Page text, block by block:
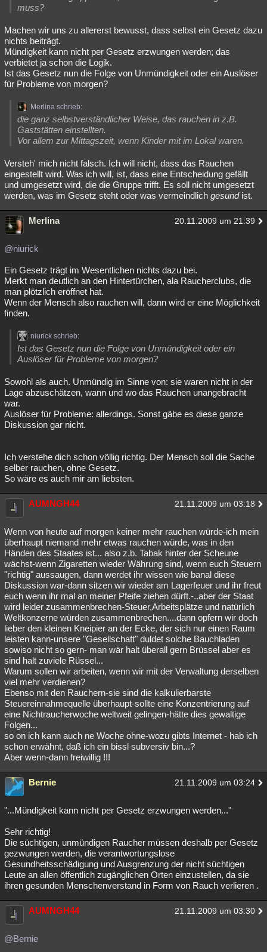
muss?
Machen wir uns zu allererst bewusst, dass selbst ein Gesetz dazu
nichts beiträgt.
Mündigkeit kann nicht per Gesetz erzwungen werden; das
verbietet ja schon die Logik.
Ist das Gesetz nun die Folge von Unmündigkeit oder ein Auslöser
für Probleme von morgen?
Merlina schrieb:
die ganz selbstverständlicher Weise, das rauchen in z.B.
Gaststätten einstellten.
Vor allem zur Mittagszeit, wenn Kinder mit im Lokal waren.
Versteh' mich nicht falsch. Ich will nicht, dass das Rauchen
eingestellt wird. Was ich will, ist, dass eine Entscheidung gefällt
und umgesetzt wird, die die Gruppe trifft. Es soll nicht umgesetzt
werden, was im Gesetz steht oder was vermeindlich gesundist.
Merlina 20.11.2009 um 21:39
@niurick
Ein Gesetz trägt im Wesentlichen nichts dazu bei.
Merkt man deutlich an den Hintertürchen, ala Raucherclubs, die
man plötzlich eröffnet hat.
Wenn der Mensch also rauchen will, dann wird er eine Möglichkeit
finden.
niurick schrieb:
Ist das Gesetz nun die Folge von Unmündigkeit oder ein
Auslöser für Probleme von morgen?
Sowohl als auch. Unmündig im Sinne von: sie waren nicht in der
Lage abzuschätzen, wann und wo das Rauchen unangebracht
war.
Auslöser für Probleme: allerdings. Sonst gäbe es diese ganze
Diskussion gar nicht.
Ich verstehe dich schon völlig richtig. Der Mensch soll die Sache
selber rauchen, ohne Gesetz.
So wäre es auch mir am liebsten.
AUMNGH44 21.11.2009 um 03:18
Wenn von heute auf morgen keiner mehr rauchen würde-ich mein
überhaupt niemand mehr etwas rauchen würde, was in den
Händen des Staates ist... also z.b. Tabak hinter der Scheune
wächst-wenn Zigaretten wieder Währung sind, wenn euch Steuern
"richtig" aussaugen, dann werdet ihr wissen wie banal diese
Diskussion war-dann sitzen wir wieder am Lagerfeuer und ihr freut
euch wenn ihr mal an meiner Pfeife ziehen dürft.-..aber der Staat
wird leider zusammenbrechen-Steuer,Arbeitsplätze und natürlich
Weltkonzerne würden zusammenbrechen....dann opfern wir doch
lieber den kleinen Kneipier an der Ecke, der sich nur einen Raum
leisten kann-unsere "Gesellschaft" duldet solche Bauchladen
sowiso nicht so gern- man wär halt überall gern Brüssel aber es
sind halt zuviele Rüssel...
Warum sollen wir arbeiten, wenn wir mit der Verwaltung derselben
viel mehr verdienen?
Ebenso mit den Rauchern-sie sind die kalkulierbarste
Steuereinnahmequelle überhaupt-sollte eine Konzentrierung auf
eine Nichtraucherwoche weltweit gelingen-hätte dies gewaltige
Folgen...
so on ich kann auch ne Woche ohne-wozu gibts Internet - hab ich
schon erwähnt, daß ich ein bissl subversiv bin...?
Aber wenn-dann freiwillig !!!
Bernie 21.11.2009 um 03:24
"...Mündigkeit kann nicht per Gesetz erzwungen werden..."
Sehr richtig!
Die süchtigen, unmündigen Raucher müssen deshalb per Gesetz
gezwungen werden, die verantwortungslose
Gesundheitsschädigung und Ausgrenzung der nicht süchtigen
Leute an allen öffentlich zugänglichen Orten einzustellen, da sie
ihren gesunden Menschenverstand in Form von Rauch verlieren .
AUMNGH44 21.11.2009 um 03:30
@Bernie